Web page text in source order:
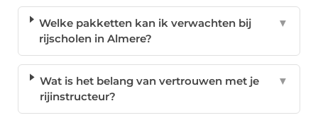
Welke pakketten kan ik verwachten bij
rijscholen in Almere?
▼
Wat is het belang van vertrouwen met je
rijinstructeur?
▼